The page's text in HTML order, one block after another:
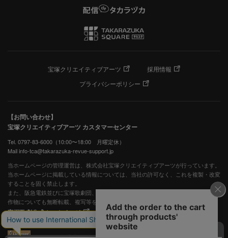
宝塚クリエイティブアーツ
採用情報
プライバシーポリシー
【お問い合わせ】
宝塚クリエイティブアーツ カスタマーセンター
Tel. 0797-83-6000（10:00〜18:00 月曜定休）
Mail info-tca@takarazuka-revue-support.jp
当ホームページの管理運営は、株式会社宝塚クリエイティブアーツが行っています。
当ホームページに掲載している情報については、当社の許可なく、これを複製・改変
することを固く禁止します。
また、阪急電鉄並びに宝塚歌劇団、宝塚クリエイティブアーツの出版物ほか写真等著
作物についても無断転載、複写等を禁じます。
宝塚歌劇公式ホームページ